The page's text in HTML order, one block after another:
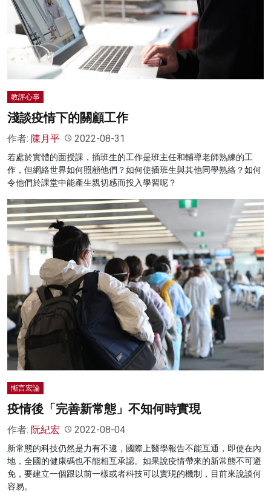
教評心事
淺談疫情下的關顧工作
作者: 陳月平 2022-08-31
若處於實體的面授課，插班生的工作是班主任和輔導老師熟練的工
作，但網絡世界如何照顧他們？如何使插班生與其他同學熟絡？如何
令他們於課堂中能產生親切感而投入學習呢？
慚言宏論
疫情後「完善新常態」不知何時實現
作者: 阮紀宏 2022-08-04
新常態的科技仍然是力有不逮，國際上醫學報告不能互通，即使在內
地，全國的健康碼也不能相互承認。如果說疫情帶來的新常態不可避
免，要建立一個跟以前一樣或者科技可以實現的機制，目前來說談何
容易。